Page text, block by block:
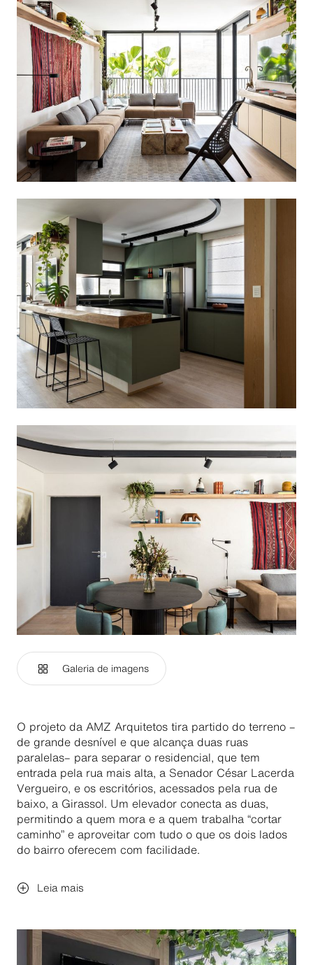
Galeria de imagens
O projeto da AMZ Arquitetos tira partido do terreno –
de grande desnível e que alcança duas ruas
paralelas– para separar o residencial, que tem
entrada pela rua mais alta, a Senador César Lacerda
Vergueiro, e os escritórios, acessados pela rua de
baixo, a Girassol. Um elevador conecta as duas,
permitindo a quem mora e a quem trabalha “cortar
caminho” e aproveitar com tudo o que os dois lados
do bairro oferecem com facilidade.
Leia mais